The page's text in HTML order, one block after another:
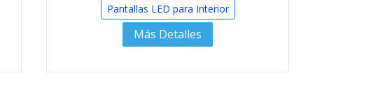
Pantallas LED para Interior
Más Detalles